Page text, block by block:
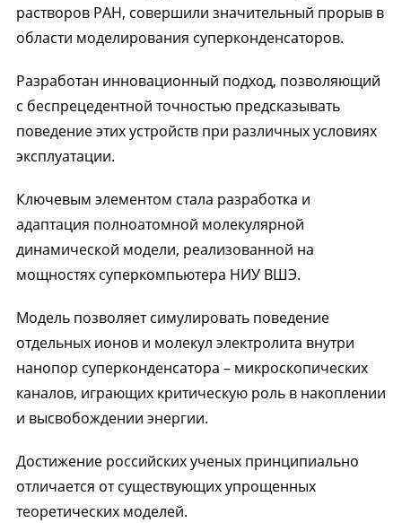
растворов РАН, совершили значительный прорыв в
области моделирования суперконденсаторов.
Разработан инновационный подход, позволяющий
с беспрецедентной точностью предсказывать
поведение этих устройств при различных условиях
эксплуатации.
Ключевым элементом стала разработка и
адаптация полноатомной молекулярной
динамической модели, реализованной на
мощностях суперкомпьютера НИУ ВШЭ.
Модель позволяет симулировать поведение
отдельных ионов и молекул электролита внутри
нанопор суперконденсатора – микроскопических
каналов, играющих критическую роль в накоплении
и высвобождении энергии.
Достижение российских ученых принципиально
отличается от существующих упрощенных
теоретических моделей.